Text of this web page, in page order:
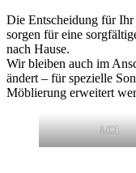
Die Entscheidung für Ihr
sorgen für eine
nach Hause.
Wir bleiben auch im
ändert – für spezielle
Möblierung erweitert
LC1